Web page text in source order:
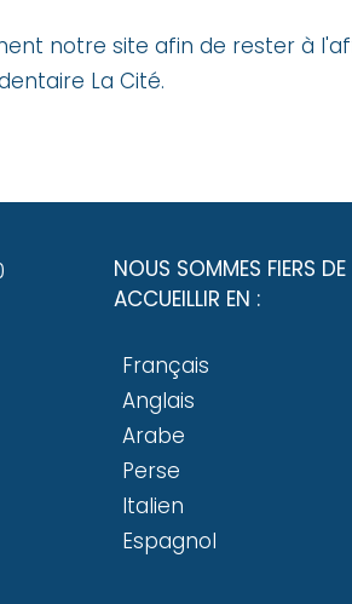
notre site afin de rester à
La Cité.
NOUS SOMMES FIERS
ACCUEILLIR EN :
Français
Anglais
Arabe
Perse
Italien
Espagnol